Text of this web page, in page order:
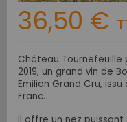
36,50 €
Château Tournefeuille
2019, un grand vin de
Emilion Grand Cru,
Franc.